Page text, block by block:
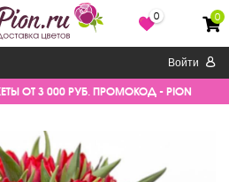
0 0
Войти
ОТ 3 000 РУБ. ПРОМОКОД - PION